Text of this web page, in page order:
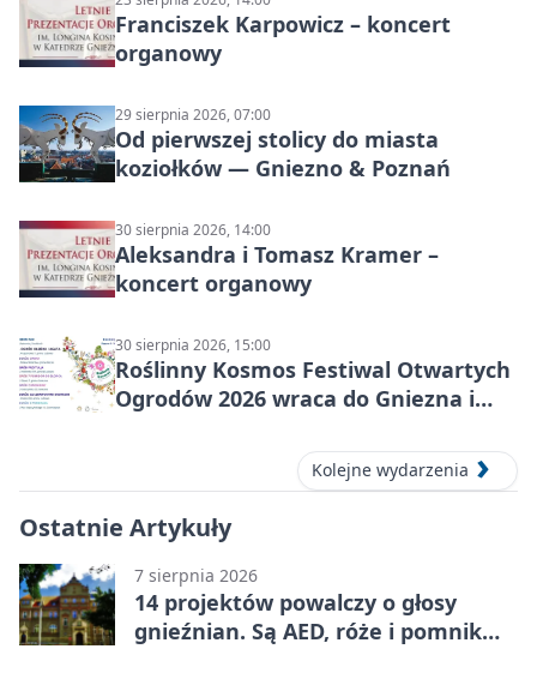
Franciszek Karpowicz – koncert
organowy
29 sierpnia 2026, 07:00
Od pierwszej stolicy do miasta
koziołków — Gniezno & Poznań
30 sierpnia 2026, 14:00
Aleksandra i Tomasz Kramer –
koncert organowy
30 sierpnia 2026, 15:00
Roślinny Kosmos Festiwal Otwartych
Ogrodów 2026 wraca do Gniezna i
Kolejne wydarzenia
Ostatnie Artykuły
7 sierpnia 2026
14 projektów powalczy o głosy
gnieźnian. Są AED, róże i pomnik